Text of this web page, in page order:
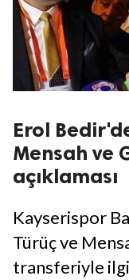
Erol
Mensah ve
açıklaması
Kayserispor
Türüç ve
transferiyle